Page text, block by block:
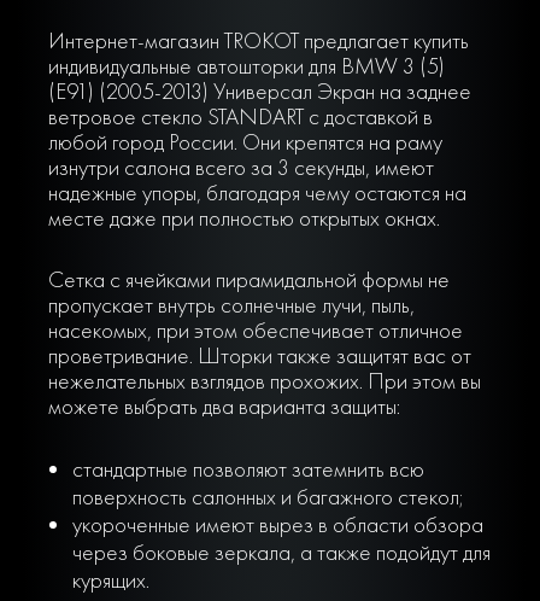
Интернет-магазин TROKOT предлагает купить
индивидуальные автошторки для BMW 3 (5)
(E91) (2005-2013) Универсал Экран на заднее
ветровое стекло STANDART с доставкой в
любой город России. Они крепятся на раму
изнутри салона всего за 3 секунды, имеют
надежные упоры, благодаря чему остаются на
месте даже при полностью открытых окнах.
Сетка с ячейками пирамидальной формы не
пропускает внутрь солнечные лучи, пыль,
насекомых, при этом обеспечивает отличное
проветривание. Шторки также защитят вас от
нежелательных взглядов прохожих. При этом вы
можете выбрать два варианта защиты:
стандартные позволяют затемнить всю
поверхность салонных и багажного стекол;
укороченные имеют вырез в области обзора
через боковые зеркала, а также подойдут для
курящих.